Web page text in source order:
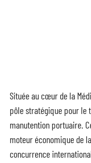
Située au cœur de la
pôle stratégique pour
manutention portuaire.
moteur économique de
concurrence